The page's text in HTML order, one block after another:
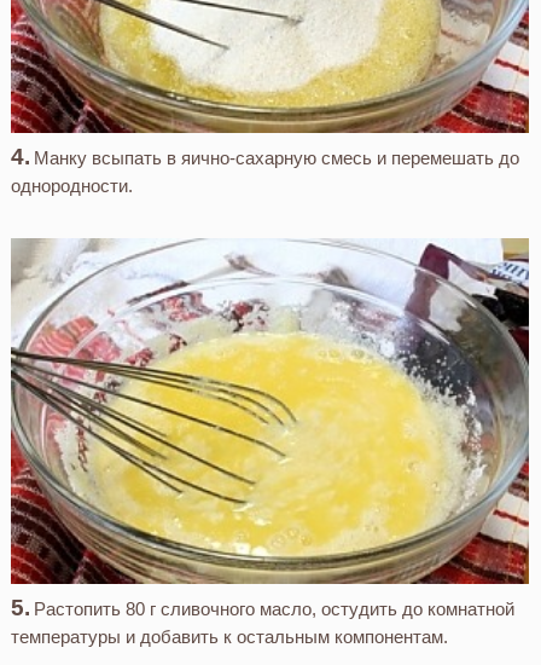
Манку всыпать в яично-сахарную смесь и перемешать до
однородности.
Растопить 80 г сливочного масло, остудить до комнатной
температуры и добавить к остальным компонентам.